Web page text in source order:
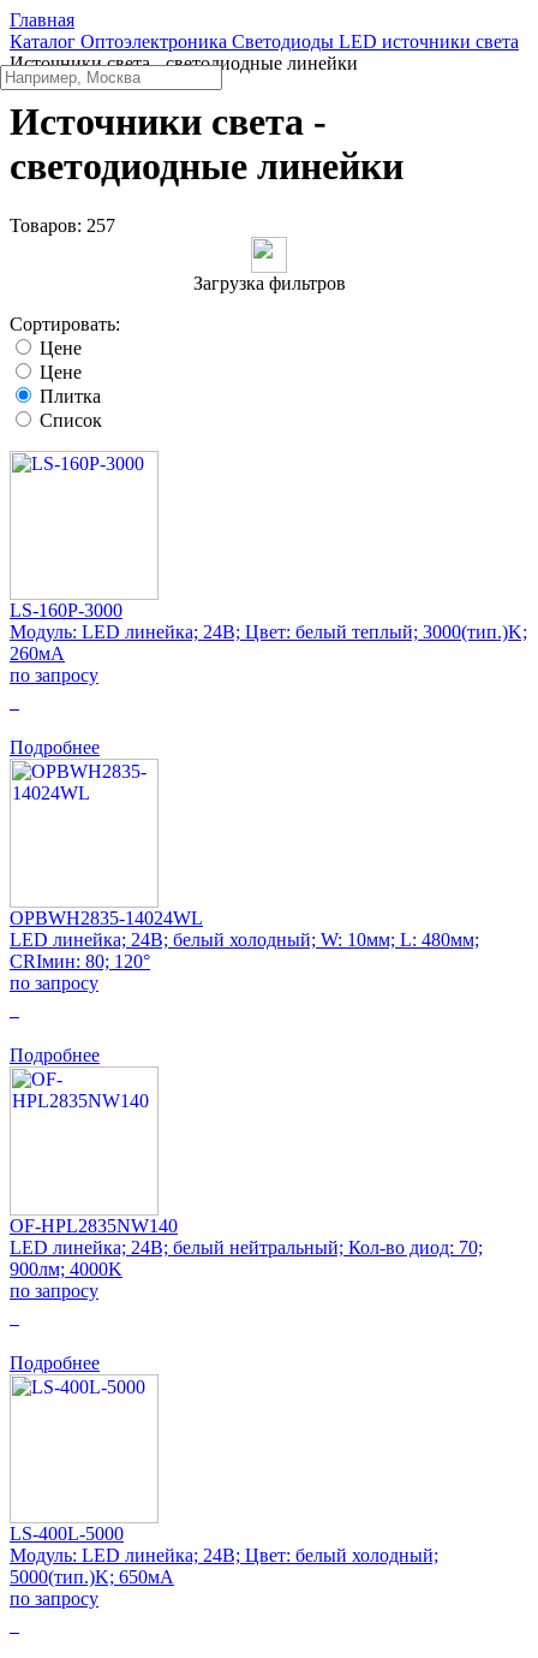
Главная
Каталог Oптоэлектроника Светодиоды LED источники света
Источники света - светодиодные линейки
Источники света -
светодиодные линейки
Товаров: 257
Загрузка фильтров
Сортировать:
Цене
Цене
Плитка
Список
LS-160P-3000
Модуль: LED линейка; 24В; Цвет: белый теплый; 3000(тип.)K;
260мА
по запросу
Подробнее
OPBWH2835-14024WL
LED линейка; 24В; белый холодный; W: 10мм; L: 480мм;
CRIмин: 80; 120°
по запросу
Подробнее
OF-HPL2835NW140
LED линейка; 24В; белый нейтральный; Кол-во диод: 70;
900лм; 4000K
по запросу
Подробнее
LS-400L-5000
Модуль: LED линейка; 24В; Цвет: белый холодный;
5000(тип.)K; 650мА
по запросу